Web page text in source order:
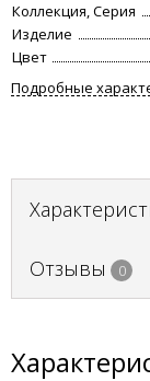
Коллекция, Серия
Изделие
Цвет
Подробные
Отзывы 0